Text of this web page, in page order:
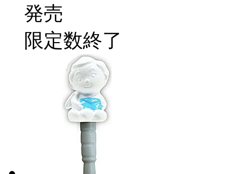
発売
限定数終了